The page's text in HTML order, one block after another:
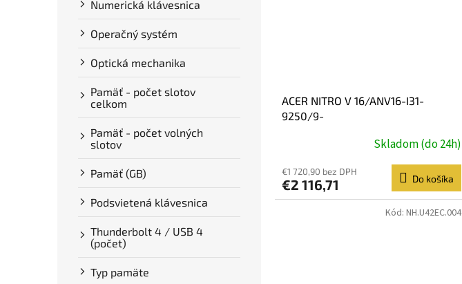
Numerická klávesnica
Operačný systém
Optická mechanika
Pamäť - počet slotov
celkom
Pamäť - počet volných
slotov
Pamäť (GB)
Podsvietená klávesnica
Thunderbolt 4 / USB 4
(počet)
Typ pamäte
ACER NITRO V 16/ANV16-I31-
9250/9-
5070/W11H/Black/2RSkladom (do 24h)
€1 720,90 bez DPH
€2 116,71 Do košíka
Kód: NH.U42EC.004